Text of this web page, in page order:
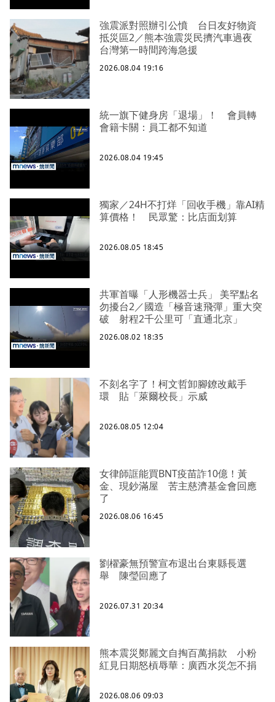
強震派對照辦引公憤 台日友好物資
抵災區2／熊本強震災民擠汽車過夜
台灣第一時間跨海急援
2026.08.04 19:16
統一旗下健身房「退場」！ 會員轉
會籍卡關：員工都不知道
2026.08.04 19:45
獨家／24H不打烊「回收手機」靠AI精
算價格！ 民眾驚：比店面划算
2026.08.05 18:45
共軍首曝「人形機器士兵」 美罕點名
勿擾台2／國造「極音速飛彈」重大突
破 射程2千公里可「直通北京」
2026.08.02 18:35
不刻名字了！柯文哲卸腳鐐改戴手
環 貼「萊爾校長」示威
2026.08.05 12:04
女律師誆能買BNT疫苗詐10億！黃
金、現鈔滿屋 苦主慈濟基金會回應
了
2026.08.06 16:45
劉櫂豪無預警宣布退出台東縣長選
舉 陳瑩回應了
2026.07.31 20:34
熊本震災鄭麗文自掏百萬捐款 小粉
紅見日期怒槓辱華：廣西水災怎不捐
2026.08.06 09:03